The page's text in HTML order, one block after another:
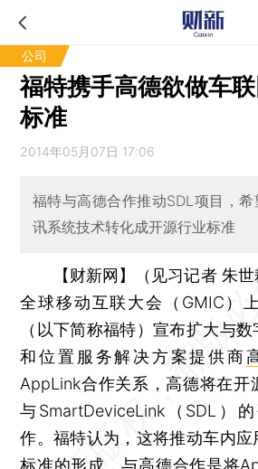
公司
福特携手高德欲做车
标准
2014年05月07日 17:06
福特与高德合作推动SDL项目，
讯系统技术转化成开源行业标准
【财新网】（见习记者 朱
全球移动互联大会（GMIC）上
（以下简称福特）宣布扩大与
和位置服务解决方案提供商
AppLink合作关系，高德将在开
与SmartDeviceLink（SDL）
作。福特认为，这将推动车内
标准的形成，与高德合作是将